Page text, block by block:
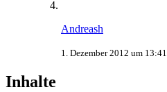
Andreash
1. Dezember 2012 um 13:41
Inhalte